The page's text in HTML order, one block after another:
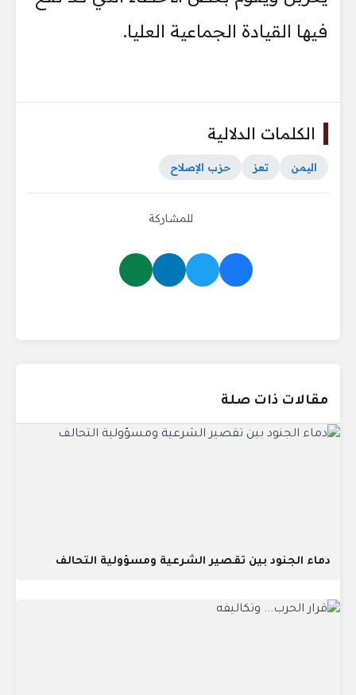
فيها القيادة الجماعية العليا.
الكلمات الدلالية
اليمن تعز حزب الإصلاح
للمشاركة
مقالات ذات صلة
دماء الجنود بين تقصير الشرعية ومسؤولية التحالف